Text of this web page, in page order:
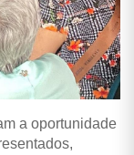
a oportunidade